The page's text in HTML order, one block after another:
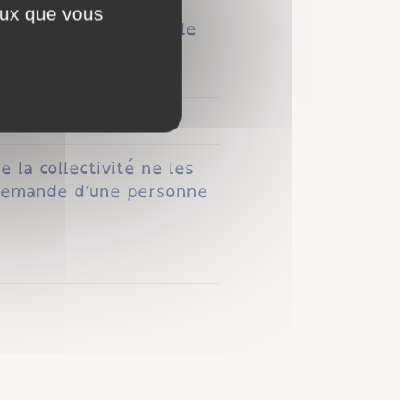
l’obligation légale
la collectivité ne les
d’une personne
que vous